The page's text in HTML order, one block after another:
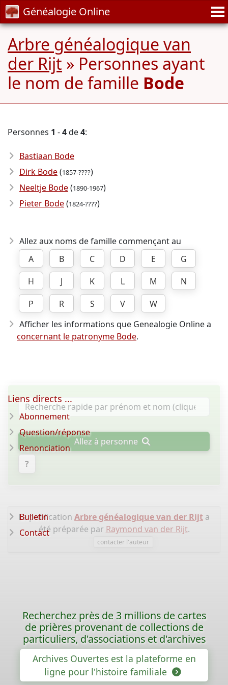
Généalogie Online
Arbre généalogique van
der Rijt » Personnes ayant
le nom de famille Bode
Personnes 1 -4de4:
Bastiaan Bode
Dirk Bode(1857-????)
Neeltje Bode(1890-1967)
Pieter Bode(1824-????)
Allez aux noms de famille commençant au
A
B C D E
G
H
J K L M
N
P
R S V
W
Afficher les informations que Genealogie Online a
concernant le patronyme Bode.
Allez à personne
?
La publication Arbre généalogique van der Rijt a
été préparée par Raymond van der Rijt.
contacter l'auteur
Liens directs ...
Abonnement
Question/réponse
Renonciation
Bulletin
Contact
Recherchez près de 3 millions de cartes
de prières provenant de collections de
particuliers, d'associations et d'archives
Archives Ouvertes est la plateforme en
ligne pour l'histoire familiale